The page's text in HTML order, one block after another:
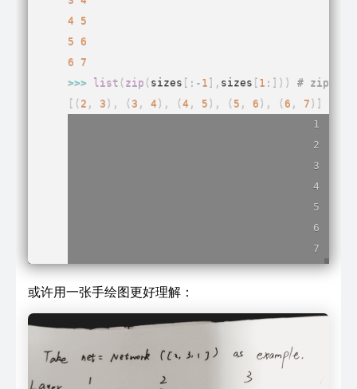
4 5
5 6
6
7
>>> list ( zip ( sizes [ : - 1 ] , sizes [ 1 : ] ) )
# zip不能
[ ( 2 , 3 ) , ( 3 , 4) , (4 , 5 ) , ( 5 , 6 ) , (6 , 7 ) ]
或许用一张手绘图更好理解：